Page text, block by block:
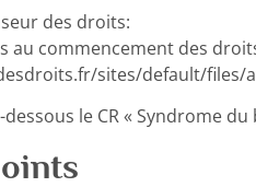
des droits:
au commencement des
sites/default/files/
le CR « Syndrome du